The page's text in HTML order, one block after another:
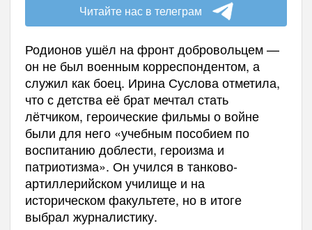
Читайте нас в телеграм
Родионов ушёл на фронт добровольцем —
он не был военным корреспондентом, а
служил как боец. Ирина Суслова отметила,
что с детства её брат мечтал стать
лётчиком, героические фильмы о войне
были для него «учебным пособием по
воспитанию доблести, героизма и
патриотизма». Он учился в танково-
артиллерийском училище и на
историческом факультете, но в итоге
выбрал журналистику.